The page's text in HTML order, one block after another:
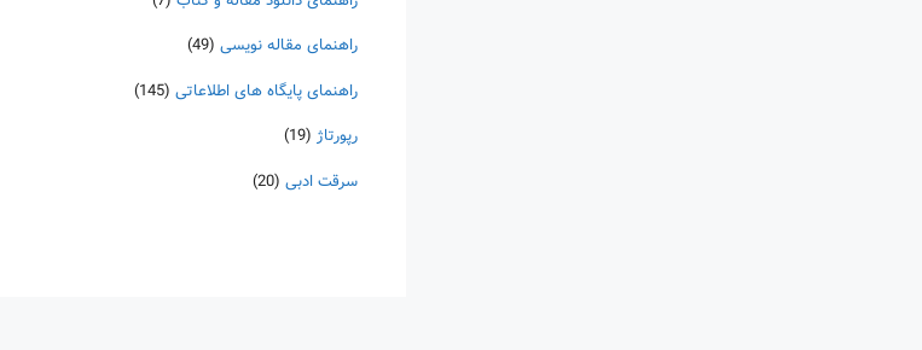
راهنمای مقاله نویسی (49)
راهنمای پایگاه های اطلاعاتی (145)
رپورتاژ (19)
سرقت ادبی (20)